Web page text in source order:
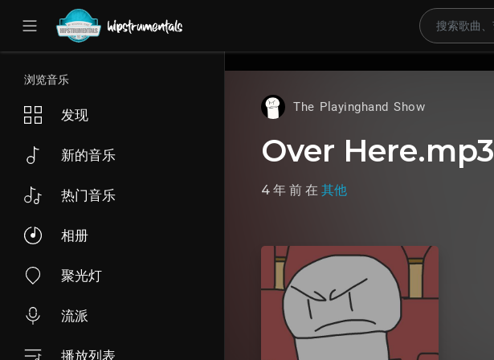
UA-36237165-1
浏览音乐
发现
新的音乐
热门音乐
相册
聚光灯
流派
播放列表
The Playinghand Show
Over Here.mp3
4 年 前 在 其他